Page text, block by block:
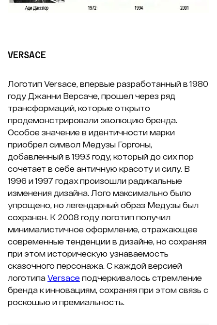
VERSACE
Логотип Versace, впервые разработанный в 1980
году Джанни Версаче, прошел через ряд
трансформаций, которые открыто
продемонстрировали эволюцию бренда.
Особое значение в идентичности марки
приобрел символ Медузы Горгоны,
добавленный в 1993 году, который до сих пор
сочетает в себе античную красоту и силу. В
1996 и 1997 годах произошли радикальные
изменения дизайна. Лого максимально было
упрощено, но легендарный образ Медузы был
сохранен. К 2008 году логотип получил
минималистичное оформление, отражающее
современные тенденции в дизайне, но сохраняя
при этом историческую узнаваемость
сказочного персонажа. С каждой версией
логотипа Versace подчеркивалось стремление
бренда к инновациям, сохраняя при этом связь с
роскошью и премиальность.